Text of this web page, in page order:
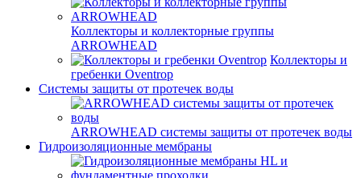
Коллекторы и коллекторные группы
ARROWHEAD
Коллекторы и
гребенки Oventrop
Системы защиты от протечек воды
ARROWHEAD системы защиты от протечек воды
Гидроизоляционные мембраны